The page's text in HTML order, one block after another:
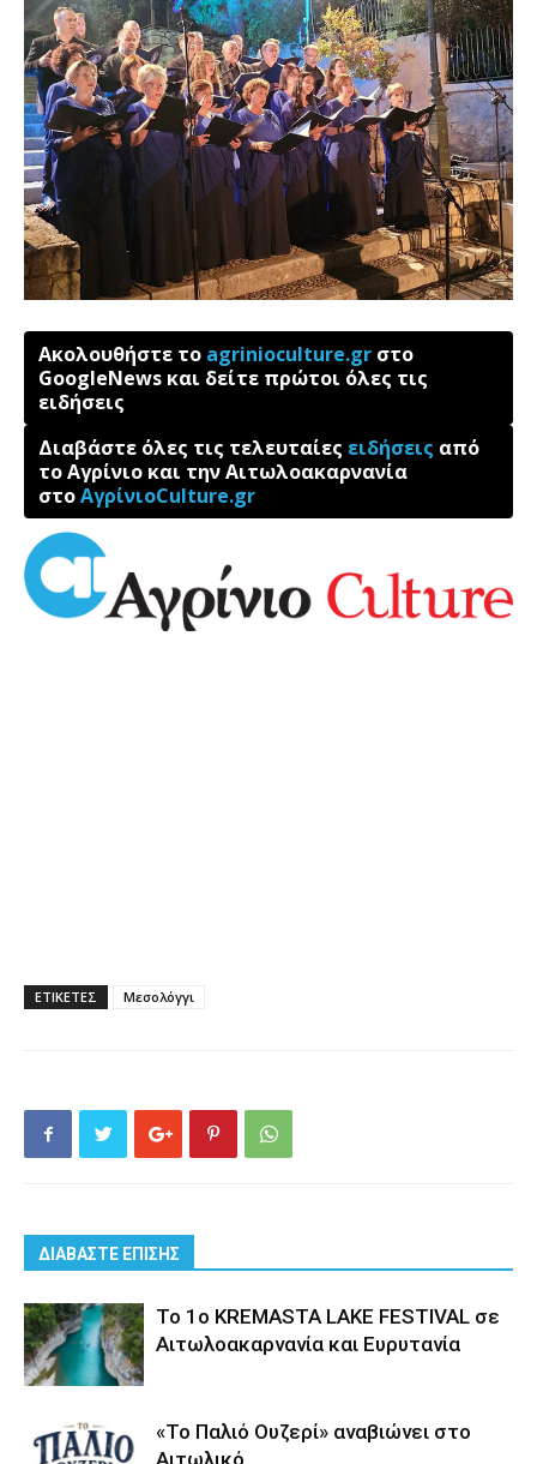
Ακολουθήστε το agrinioculture.gr στο
GoogleNews και δείτε πρώτοι όλες τις
ειδήσεις
Διαβάστε όλες τις τελευταίες ειδήσεις από
το Αγρίνιο και την Αιτωλοακαρνανία
στοΑγρίνιοCulture.gr
ΕΤΙΚΕΤΕΣ Μεσολόγγι
ΔΙΑΒΑΣΤΕ ΕΠΙΣΗΣ
Το 1ο KREMASTA LAKE FESTIVAL σε
Αιτωλοακαρνανία και Ευρυτανία
«Το Παλιό Ουζερί» αναβιώνει στο
Αιτωλικό